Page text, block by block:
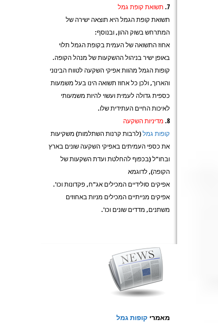
תשואת קופת גמל
תשואת קופת הגמל היא תוצאה ישירה של
המתרחש בשוק ההון, ובנוסף:
אחוז התשואה של העמית בקופת הגמל תלוי
באופן ישיר בניהול ההשקעות של מנהל הקופה.
קופות הגמל מהוות אפיקי השקעה לטווח הבינוני
והארוך, ולכן כל אחוז תשואה הינו בעל משמעות
כספית גדולה לעמית ועשוי להיות משמעותי
לאיכות החיים העתידית שלו.
מדיניות השקעה
קופות גמל(לרבות קרנות השתלמות) משקיעות
את כספי העמיתים באפיקי השקעה שונים בארץ
ובחו"ל (בכפוף להחלטת ועדת השקעות של
הקופה), לדוגמא
אפיקים סולידיים המכילים אג"ח, פקדונות וכו'.
אפיקים מנייתיים המכילים מניות באחוזים
משתנים, מדדים שונים וכו'.
מאמרי קופות גמל